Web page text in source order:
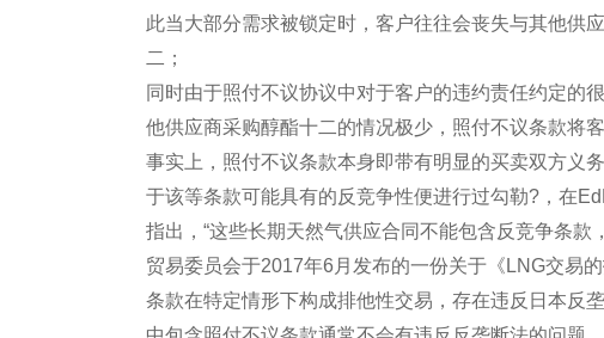
此当大部分需求被锁定时，客户往往会丧失与其他供
二；
同时由于照付不议协议中对于客户的违约责任约定的
他供应商采购醇酯十二的情况极少，照付不议条款将
事实上，照付不议条款本身即带有明显的买卖双方义
于该等条款可能具有的反竞争性便进行过勾勒?，在
指出，“这些长期天然气供应合同不能包含反竞争条
贸易委员会于2017年6月发布的一份关于《LNG交易
条款在特定情形下构成排他性交易，存在违反日本反